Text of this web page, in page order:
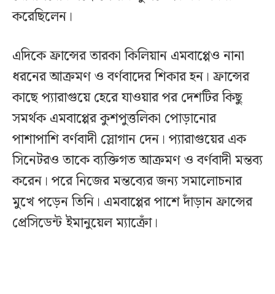
করেছিলেন।
এদিকে ফ্রান্সের তারকা কিলিয়ান এমবাপ্পেও নানা
ধরনের আক্রমণ ও বর্ণবাদের শিকার হন। ফ্রান্সের
কাছে প্যারাগুয়ে হেরে যাওয়ার পর দেশটির কিছু
সমর্থক এমবাপ্পের কুশপুত্তলিকা পোড়ানোর
পাশাপাশি বর্ণবাদী স্লোগান দেন। প্যারাগুয়ের এক
সিনেটরও তাকে ব্যক্তিগত আক্রমণ ও বর্ণবাদী মন্তব্য
করেন। পরে নিজের মন্তব্যের জন্য সমালোচনার
মুখে পড়েন তিনি। এমবাপ্পের পাশে দাঁড়ান ফ্রান্সের
প্রেসিডেন্ট ইমানুয়েল ম্যাক্রোঁ।